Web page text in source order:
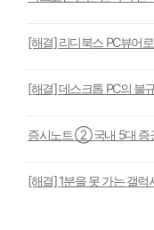
[해결] 리디북스 PC뷰어
[해결] 데스크톱 PC의 불
증시노트 ② 국내 5대 증
[해결] 1분을 못 가는 갤